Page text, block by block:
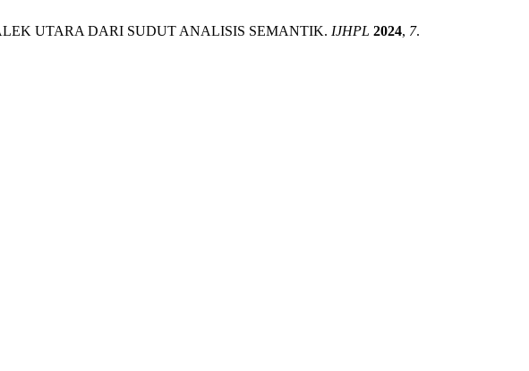
UTARA DARI SUDUT ANALISIS SEMANTIK. IJHPL 2024, 7.